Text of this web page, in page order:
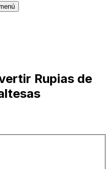
Rupias de